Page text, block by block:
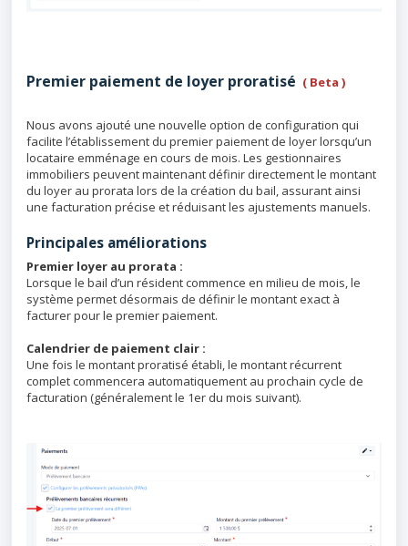
Premier paiement de loyer proratisé ( Beta )
Nous avons ajouté une nouvelle option de configuration qui
facilite l’établissement du premier paiement de loyer lorsqu’un
locataire emménage en cours de mois. Les gestionnaires
immobiliers peuvent maintenant définir directement le montant
du loyer au prorata lors de la création du bail, assurant ainsi
une facturation précise et réduisant les ajustements manuels.
Principales améliorations
Premier loyer au prorata :
Lorsque le bail d’un résident commence en milieu de mois, le
système permet désormais de définir le montant exact à
facturer pour le premier paiement.
Calendrier de paiement clair :
Une fois le montant proratisé établi, le montant récurrent
complet commencera automatiquement au prochain cycle de
facturation (généralement le 1er du mois suivant).